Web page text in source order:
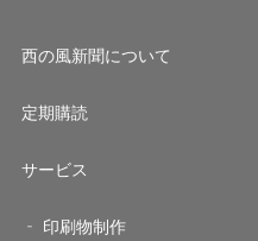
西の風新聞について
定期購読
サービス
印刷物制作